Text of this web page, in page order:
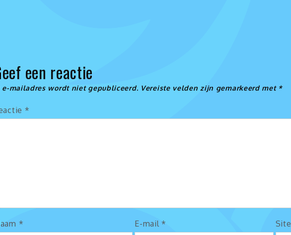
een reactie
e-mailadres wordt niet gepubliceerd. Vereiste velden zijn gemarkeerd met *
*
* E-mail* Site